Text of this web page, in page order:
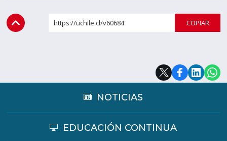
https://uchile.cl/v60684
NOTICIAS
EDUCACIÓN CONTINUA